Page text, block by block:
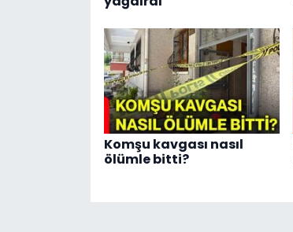
Komşu kavgası nasıl
ölümle bitti?